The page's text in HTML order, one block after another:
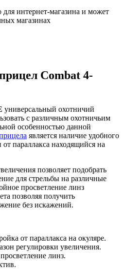
для интернет-магазина и может
магазинах
Combat 4-
универсальный охотничий
с различным охотничьим
особенностью данной
является наличие удобного
параллакса находящийся на
позволяет подобрать
для стрельбы на различные
просветление линз
позволяя получить
без искажений.
от параллакса на окуляре.
регулировки увеличения.
линз.